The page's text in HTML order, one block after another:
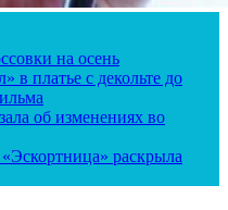
на осень
в платье с декольте до
об изменениях во
раскрыла